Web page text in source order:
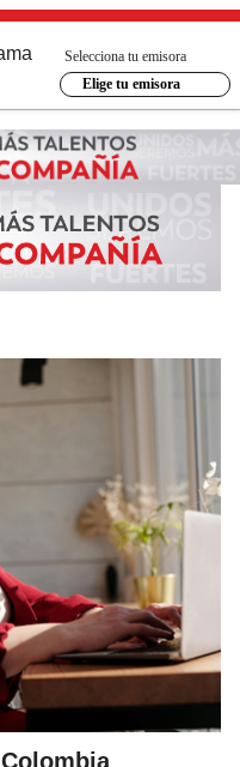
Selecciona tu emisora
Elige tu emisora